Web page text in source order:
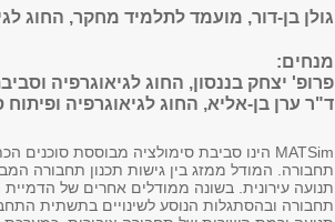
גולן בן-דור, מועמד לתלמיד מחקר, החוג
מנחים:
פרופ' יצחק בננסון, החוג לגיאוגרפיה
ד"ר ערן בן-אליא, החוג לגיאוגרפיה ופיתוח
MATSim הינו סביבת סימולציה מבוססת סוכנים
תחבורה. המודל ממזג בין גישות תכנון תחבורה
תנועה עירונית. בשונה ממודלים אחרים של הדמיית
תחבורה ובהסתגלות הנוסע לשינויים בתשתית